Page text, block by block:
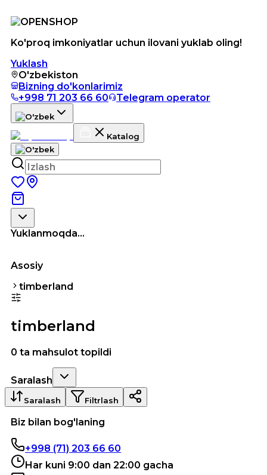
Ko'proq imkoniyatlar uchun ilovani yuklab oling!
Yuklash
O'zbekiston
Bizning do'konlarimiz
+998 71 203 66 60
Telegram operator
Katalog
Yuklanmoqda...
Asosiy
timberland
timberland
0 ta mahsulot topildi
Saralash
Saralash Filtrlash
Biz bilan bog'laning
+998 (71) 203 66 60
Har kuni 9:00 dan 22:00 gacha